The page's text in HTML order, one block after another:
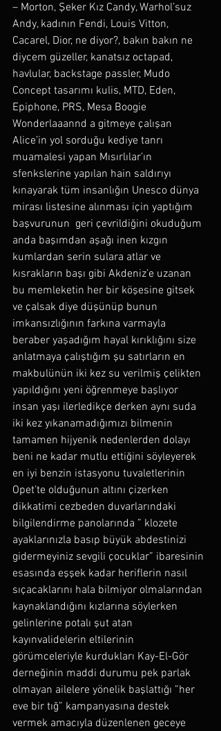
– Morton, Şeker Kız Candy, Warhol’suz
Andy, kadının Fendi, Louis Vitton,
Cacarel, Dior, ne diyor?, bakın bakın ne
diycem güzeller, kanatsız octapad,
havlular, backstage passler, Mudo
Concept tasarımı kulis, MTD, Eden,
Epiphone, PRS, Mesa Boogie
Wonderlaaannd a gitmeye çalışan
Alice’in yol sorduğu kediye tanrı
muamalesi yapan Mısırlılar’ın
sfenkslerine yapılan hain saldırıyı
kınayarak tüm insanlığın Unesco dünya
mirası listesine alınması için yaptığım
başvurunun  geri çevrildiğini okuduğum
anda başımdan aşağı inen kızgın
kumlardan serin sulara atlar ve
kısrakların başı gibi Akdeniz’e uzanan
bu memleketin her bir köşesine gitsek
ve çalsak diye düşünüp bunun
imkansızlığının farkına varmayla
beraber yaşadığım hayal kırıklığını size
anlatmaya çalıştığım şu satırların en
makbulünün iki kez su verilmiş çelikten
yapıldığını yeni öğrenmeye başlıyor
insan yaşı ilerledikçe derken aynı suda
iki kez yıkanamadığımızı bilmenin
tamamen hijyenik nedenlerden dolayı
beni ne kadar mutlu ettiğini söyleyerek
en iyi benzin istasyonu tuvaletlerinin
Opet’te olduğunun altını çizerken
dikkatimi cezbeden duvarlarındaki
bilgilendirme panolarında ” klozete
ayaklarınızla basıp büyük abdestinizi
gidermeyiniz sevgili çocuklar” ibaresinin
esasında eşşek kadar heriflerin nasıl
sıçacaklarını hala bilmiyor olmalarından
kaynaklandığını kızlarına söylerken
gelinlerine potalı şut atan
kayınvalidelerin eltilerinin
görümceleriyle kurdukları Kay-El-Gör
derneğinin maddi durumu pek parlak
olmayan ailelere yönelik başlattığı ”her
eve bir tığ” kampanyasına destek
vermek amacıyla düzenlenen geceye